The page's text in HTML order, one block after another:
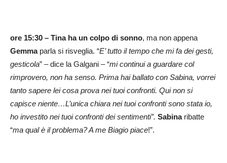
ore 15:30 – Tina ha un colpo di sonno, ma non appena
Gemmaparla si risveglia. “E’ tutto il tempo che mi fa dei gesti,
gesticola” – dice la Galgani – “mi continui a guardare col
rimprovero, non ha senso. Prima hai ballato con Sabina, vorrei
tanto sapere lei cosa prova nei tuoi confronti. Qui non si
capisce niente…L’unica chiara nei tuoi confronti sono stata io,
ho investito nei tuoi confronti dei sentimenti”. Sabinaribatte
“ma qual è il problema? A me Biagio piace!”.